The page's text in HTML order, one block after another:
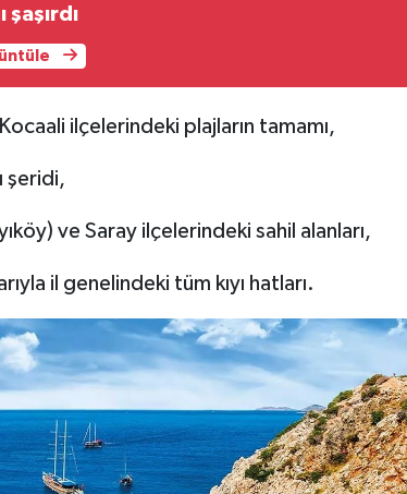
şaşırdı
ilçelerindeki plajların tamamı,
şeridi,
ve Saray ilçelerindeki sahil alanları,
il genelindeki tüm kıyı hatları.